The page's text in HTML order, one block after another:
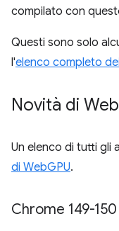
compilato con
Questi sono solo
l'elenco completo
Novità di Web
Un elenco di tutti gli
di WebGPU.
Chrome 149-150